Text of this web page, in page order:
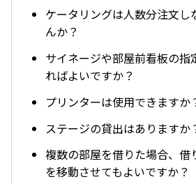
ケータリングは人数分注文し
んか？
サイネージや部屋前看板の指
ればよいですか？
プリンターは使用できますか
ステージの貸出はありますか
複数の部屋を借りた場合、借
を移動させてもよいですか？